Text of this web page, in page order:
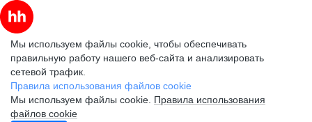
Мы используем файлы cookie, чтобы обеспечивать
правильную работу нашего веб-сайта и анализировать
сетевой трафик.
Правила использования файлов cookie
Мы используем файлы cookie. Правила использования
файлов cookie